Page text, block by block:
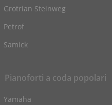
Grotrian Steinweg
Petrof
Samick
Pianoforti a coda popolari
Yamaha